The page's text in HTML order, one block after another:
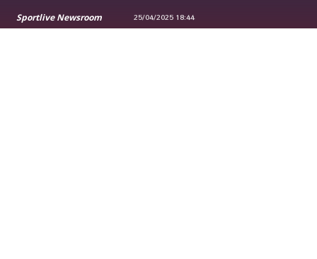
Sportlive Newsroom 25/04/2025 18:44